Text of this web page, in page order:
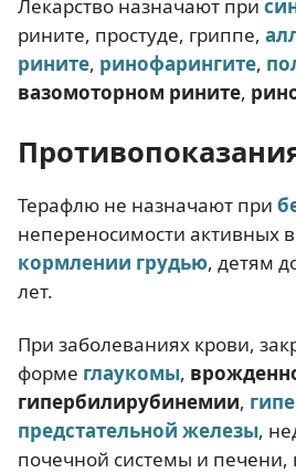
Лекарство назначают при
рините, простуде, гриппе,
рините, ринофарингите,
вазомоторном рините,
Терафлю не назначают при
непереносимости активных
кормлении грудью, детям
лет.
При заболеваниях крови,
форме глаукомы,
гипербилирубинемии,
предстательной железы,
почечной системы и печени,